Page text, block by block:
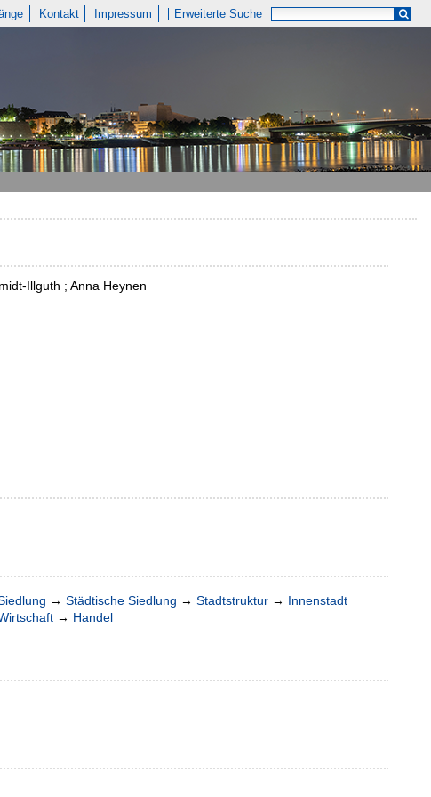
Kontakt Impressum Erweiterte Suche
Illguth ; Anna Heynen
→ Städtische Siedlung → Stadtstruktur → Innenstadt
→ Handel